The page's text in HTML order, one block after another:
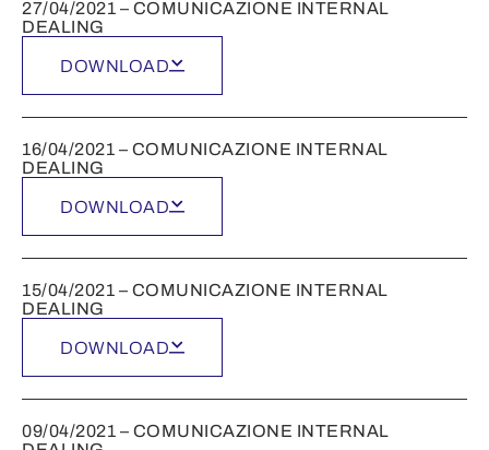
27/04/2021 – COMUNICAZIONE INTERNAL
DEALING
DOWNLOAD
16/04/2021 – COMUNICAZIONE INTERNAL
DEALING
DOWNLOAD
15/04/2021 – COMUNICAZIONE INTERNAL
DEALING
DOWNLOAD
09/04/2021 – COMUNICAZIONE INTERNAL